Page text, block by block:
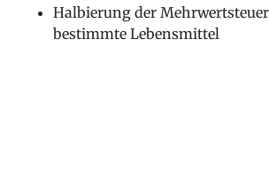
Halbierung der
bestimmte Lebensmittel